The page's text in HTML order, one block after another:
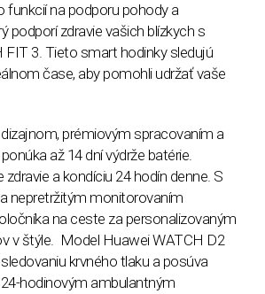
funkcií na podporu pohody a
podporí zdravie vašich blízkych s
FIT 3. Tieto smart hodinky sledujú
čase, aby pomohli udržať vaše
prémiovým spracovaním a
až 14 dní výdrže batérie.
a kondíciu 24 hodín denne. S
nepretržitým monitorovaním
na ceste za personalizovaným
v štýle. Model Huawei WATCH D2
krvného tlaku a posúva
hodinovým ambulantným